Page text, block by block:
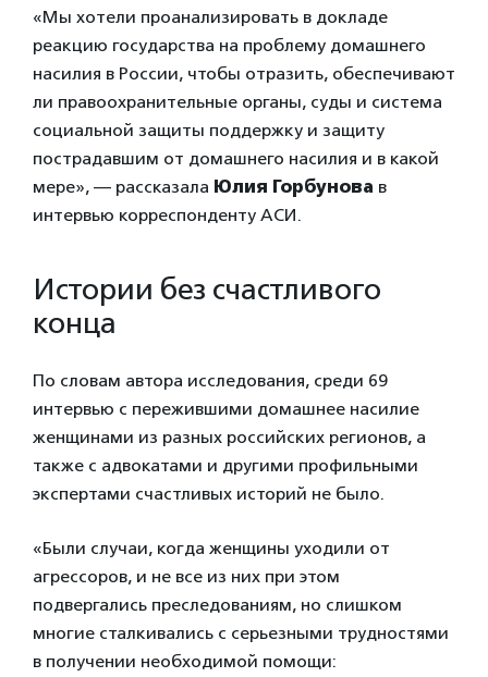
«Мы хотели проанализировать в докладе
реакцию государства на проблему домашнего
насилия в России, чтобы отразить, обеспечивают
ли правоохранительные органы, суды и система
социальной защиты поддержку и защиту
пострадавшим от домашнего насилия и в какой
мере», — рассказала Юлия Горбунова в
интервью корреспонденту АСИ.
Истории без счастливого
конца
По словам автора исследования, среди 69
интервью с пережившими домашнее насилие
женщинами из разных российских регионов, а
также с адвокатами и другими профильными
экспертами счастливых историй не было.
«Были случаи, когда женщины уходили от
агрессоров, и не все из них при этом
подвергались преследованиям, но слишком
многие сталкивались с серьезными трудностями
в получении необходимой помощи: